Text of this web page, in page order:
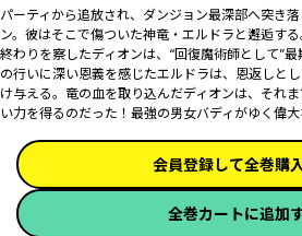
パーティから追放され、ダンジョン最深部へ突き
ン。彼はそこで傷ついた神竜・エルドラと邂逅す
終わりを察したディオンは、“回復魔術師として”
の行いに深い恩義を感じたエルドラは、恩返しと
け与える。竜の血を取り込んだディオンは、それ
い力を得るのだった――！最強の男女バディがゆく偉
会員登録して全巻購
全巻カートに追加